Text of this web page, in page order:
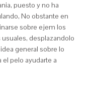
puesto y no ha
No obstante en
sobre ejem los
desplazandolo
general sobre lo
pelo ayudarte a